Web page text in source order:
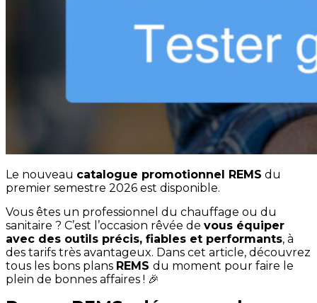
Le nouveau catalogue promotionnel REMS du
premier semestre 2026 est disponible.
Vous êtes un professionnel du chauffage ou du
sanitaire ? C’est l’occasion rêvée de vous équiper
avec des outils précis, fiables et performants, à
des tarifs très avantageux. Dans cet article, découvrez
tous les bons plans REMS du moment pour faire le
plein de bonnes affaires ! 🎉